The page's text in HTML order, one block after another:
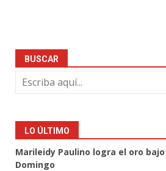
BUSCAR
LO ÚLTIMO
Marileidy Paulino logra el oro
Domingo